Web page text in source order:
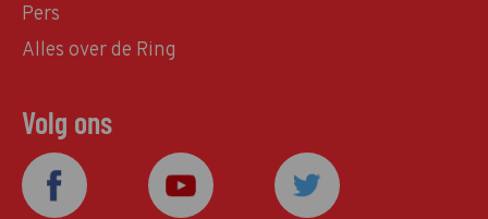
Pers
Alles over de Ring
Volg ons